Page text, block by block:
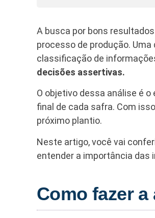
A busca por bons
processo de produção.
classificação de
decisões assertivas.
O objetivo dessa análise é
final de cada safra. Com
próximo plantio.
Neste artigo, você vai
entender a importância das
Como fazer